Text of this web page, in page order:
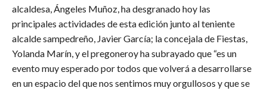
alcaldesa, Ángeles Muñoz, ha desgranado hoy las
principales actividades de esta edición junto al teniente
alcalde sampedreño, Javier García; la concejala de Fiestas,
Yolanda Marín, y el pregoneroy ha subrayado que “es un
evento muy esperado por todos que volverá a desarrollarse
en un espacio del que nos sentimos muy orgullosos y que se